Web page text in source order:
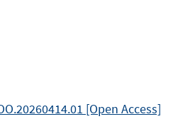
[Open Access]